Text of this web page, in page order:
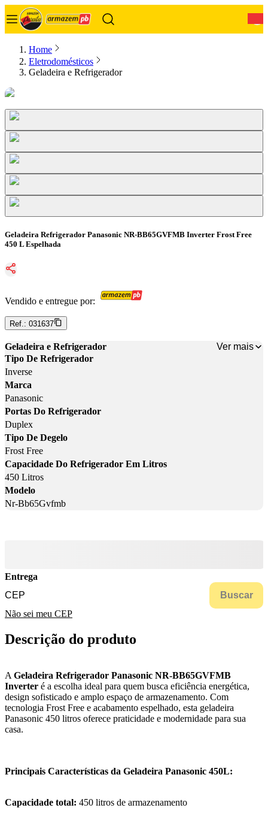
Home
Eletrodomésticos
Geladeira e Refrigerador
Geladeira Refrigerador Panasonic NR-BB65GVFMB Inverter Frost Free
450 L Espelhada
Vendido e entregue por:
Ref.: 031637
Geladeira e Refrigerador
Ver mais
Tipo De Refrigerador
Inverse
Marca
Panasonic
Portas Do Refrigerador
Duplex
Tipo De Degelo
Frost Free
Capacidade Do Refrigerador Em Litros
450 Litros
Modelo
Nr-Bb65Gvfmb
Entrega
Buscar
Não sei meu CEP
Descrição do produto
A Geladeira Refrigerador Panasonic NR-BB65GVFMB
Inverter é a escolha ideal para quem busca eficiência energética,
design sofisticado e amplo espaço de armazenamento. Com
tecnologia Frost Free e acabamento espelhado, esta geladeira
Panasonic 450 litros oferece praticidade e modernidade para sua
casa.
Principais Características da Geladeira Panasonic 450L:
Capacidade total: 450 litros de armazenamento